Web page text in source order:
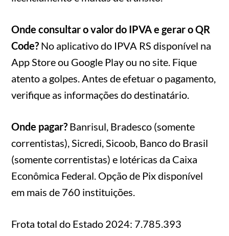
Onde consultar o valor do IPVA e gerar o QR
Code? No aplicativo do IPVA RS disponível na
App Store ou Google Play ou no site. Fique
atento a golpes. Antes de efetuar o pagamento,
verifique as informações do destinatário.
Onde pagar? Banrisul, Bradesco (somente
correntistas), Sicredi, Sicoob, Banco do Brasil
(somente correntistas) e lotéricas da Caixa
Econômica Federal. Opção de Pix disponível
em mais de 760 instituições.
Frota total do Estado 2024: 7.785.393